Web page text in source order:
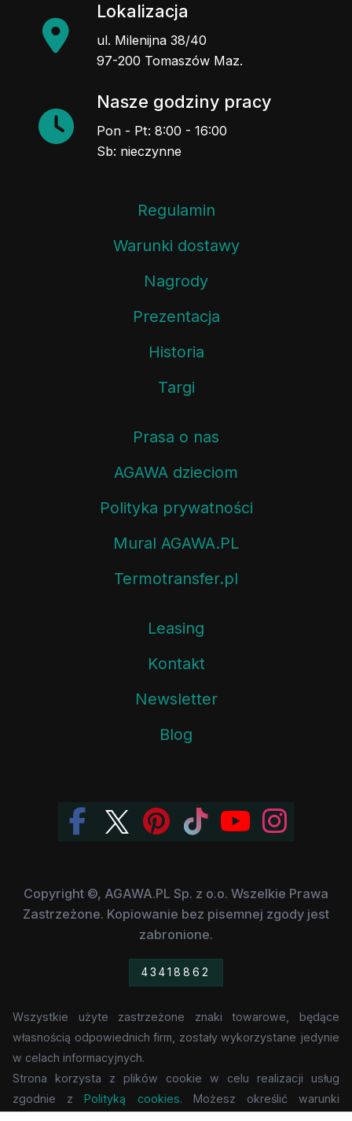
Lokalizacja
ul. Milenijna 38/40
97-200 Tomaszów Maz.
Nasze godziny pracy
Pon - Pt: 8:00 - 16:00
Sb: nieczynne
Regulamin
Warunki dostawy
Nagrody
Prezentacja
Historia
Targi
Prasa o nas
AGAWA dzieciom
Polityka prywatności
Mural AGAWA.PL
Termotransfer.pl
Leasing
Kontakt
Newsletter
Blog
Copyright ©, AGAWA.PL Sp. z o.o. Wszelkie Prawa
Zastrzeżone. Kopiowanie bez pisemnej zgody jest
zabronione.
43418862
Wszystkie użyte zastrzeżone znaki towarowe, będące
własnością odpowiednich firm, zostały wykorzystane jedynie
w celach informacyjnych.
Strona korzysta z plików cookie w celu realizacji usług
zgodnie zPolityką cookies. Możesz określić warunki